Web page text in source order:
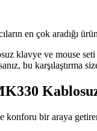
en çok aradığı
klavye ve mouse
bu karşılaştırma
bir araya